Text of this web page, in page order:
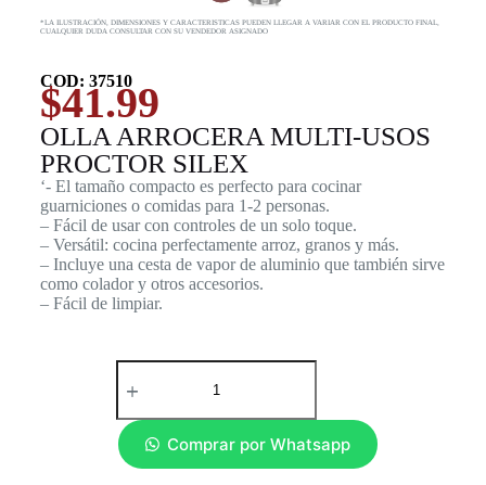
*LA ILUSTRACIÓN, DIMENSIONES Y CARACTERISTICAS PUEDEN LLEGAR A VARIAR CON EL PRODUCTO FINAL,
CUALQUIER DUDA CONSULTAR CON SU VENDEDOR ASIGNADO
COD: 37510
$41.99
OLLA ARROCERA MULTI-USOS
PROCTOR SILEX
‘- El tamaño compacto es perfecto para cocinar
guarniciones o comidas para 1-2 personas.
– Fácil de usar con controles de un solo toque.
– Versátil: cocina perfectamente arroz, granos y más.
– Incluye una cesta de vapor de aluminio que también sirve
como colador y otros accesorios.
– Fácil de limpiar.
Comprar por Whatsapp